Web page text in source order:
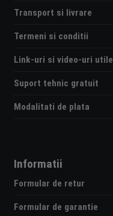
Transport si livrare
Termeni si conditii
Link-uri si video-uri utile
Suport tehnic gratuit
Modalitati de plata
Informatii
Formular de retur
Formular de garantie